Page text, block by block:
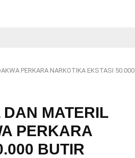
PERKARA NARKOTIKA EKSTASI 50.000
MATERIL
PERKARA
BUTIR